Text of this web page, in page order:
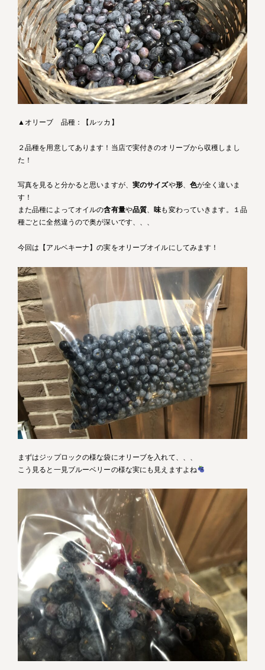
▲オリーブ 品種：【ルッカ】
２品種を用意してあります！当店で実付きのオリーブから収穫しまし
た！
写真を見ると分かると思いますが、 実のサイズや形、 色が全く違いま
す！
また品種によってオイルの含有量や品質、味も変わっていきます。１品
種ごとに全然違うので奥が深いです、、、
今回は【アルベキーナ】の実をオリーブオイルにしてみます！
まずはジップロックの様な袋にオリーブを入れて、、、
こう見ると一見ブルーベリーの様な実にも見えますよね